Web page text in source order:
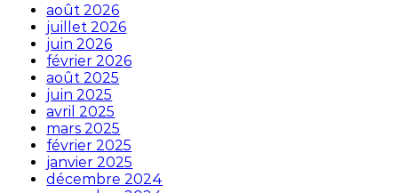
août 2026
juillet 2026
juin 2026
février 2026
août 2025
juin 2025
avril 2025
mars 2025
février 2025
janvier 2025
décembre 2024